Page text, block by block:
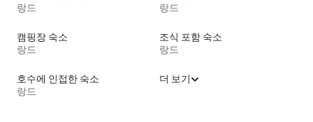
랑드
랑드
캠핑장 숙소
랑드
조식 포함 숙소
랑드
호수에 인접한 숙소
랑드
더 보기